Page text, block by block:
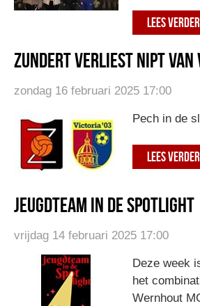
LEES VERDER
Zundert verliest nipt van
zondag 16 februari 2025 17:00
Pech in de
LEES VERDER
Jeugdteam in de spotlight
vrijdag 14 februari 2025 17:00
Deze week
het
Wernhout